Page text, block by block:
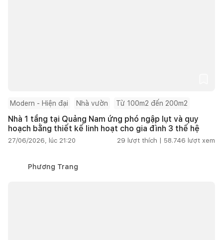
Modern - Hiện đại Nhà vườn Từ 100m2 đến 200m2
Nhà 1 tầng tại Quảng Nam ứng phó ngập lụt và quy
hoạch bằng thiết kế linh hoạt cho gia đình 3 thế hệ
27/06/2026, lúc 21:20 29 lượt thích | 58.746 lượt xem
Phương Trang